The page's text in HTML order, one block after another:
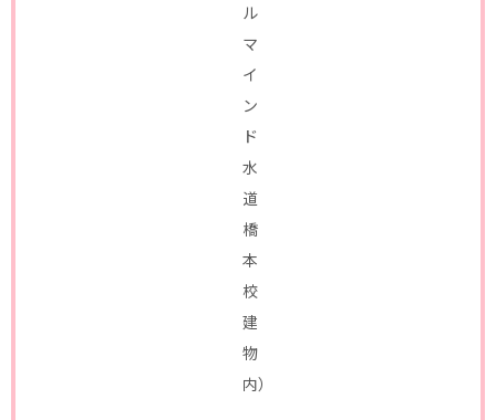
ル
マ
イ
ン
ド
水
道
橋
本
校
建
物
内）